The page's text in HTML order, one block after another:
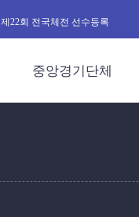
제22회 전국체전 선수등록
중앙경기단체